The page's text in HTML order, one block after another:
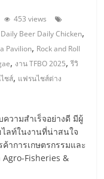
453 views
Daily Beer Daily Chicken,
Pavilion, Rock and Roll
, งาน TFBO 2025,รีวิ
ชส์, แฟรนไชส์ต่าง
วามสำเร็จอย่างดี มีผู้
ลท์ในงานที่น่าสนใจ
าการเกษตรกรรมและ
Fisheries &